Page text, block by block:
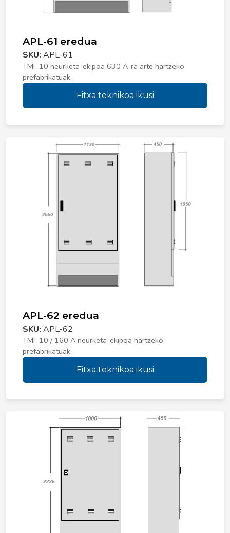
APL-61 eredua
SKU: APL-61
TMF 10 neurketa-ekipoa 630 A-ra arte hartzeko
prefabrikatuak.
Fitxa teknikoa ikusi
APL-62 eredua
SKU: APL-62
TMF 10 / 160 A neurketa-ekipoa hartzeko
prefabrikatuak.
Fitxa teknikoa ikusi